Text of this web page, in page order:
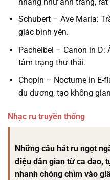
Schubert – Ave Maria:
giác bình yên.
Pachelbel – Canon in D:
tâm trạng thư thái.
Chopin – Nocturne in E-
du dương, tạo không
Nhạc ru truyền thống
Những câu hát ru ngọt
điệu dân gian từ ca dao,
nhanh chóng chìm vào